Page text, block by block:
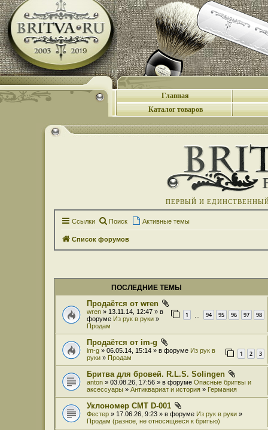
Главная
Каталог товаров
ПЕРВЫЙ И
Ссылки Поиск Активные темы
Список форумов
ПОСЛЕДНИЕ ТЕМЫ
Продаётся от wren
1 94 95 96 97 98
wren » 13.11.14, 12:47 » в
форуме Из рук в руки »
Продам
Продаётся от im-g
1 2 3
im-g » 06.05.14, 15:14 » в форуме Из рук в
руки » Продам
Бритва для бровей. R.L.S. Solingen
anton » 03.08.26, 17:56 » в форуме Опасные бритвы и
аксессуары » Антиквариат и история » Германия
Уклономер СМТ D-001
Фестер » 17.06.26, 9:23 » в форуме Из рук в руки »
Продам (разное, не относящееся к бритью)